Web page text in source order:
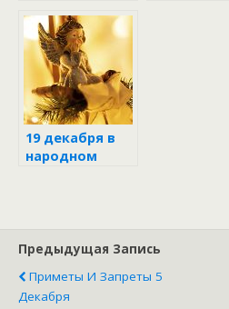
день Мины
19 декабря в
народном
Предыдущая Запись
Приметы И Запреты 5
Декабря